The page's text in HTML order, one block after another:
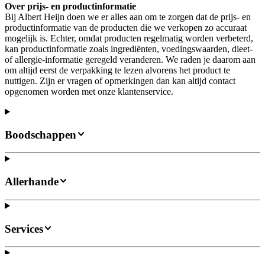
Over prijs- en productinformatie
Bij Albert Heijn doen we er alles aan om te zorgen dat de prijs- en
productinformatie van de producten die we verkopen zo accuraat
mogelijk is. Echter, omdat producten regelmatig worden verbeterd,
kan productinformatie zoals ingrediënten, voedingswaarden, dieet-
of allergie-informatie geregeld veranderen. We raden je daarom aan
om altijd eerst de verpakking te lezen alvorens het product te
nuttigen. Zijn er vragen of opmerkingen dan kan altijd contact
opgenomen worden met onze klantenservice.
Boodschappen
Allerhande
Services